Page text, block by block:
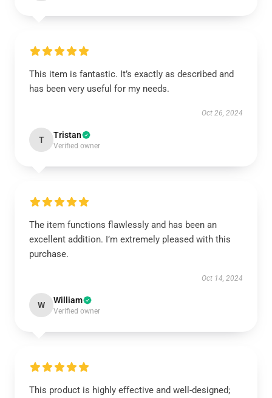
This item is fantastic. It’s exactly as described and
has been very useful for my needs.
Oct 26, 2024
T Tristan
Verified owner
The item functions flawlessly and has been an
excellent addition. I’m extremely pleased with this
purchase.
Oct 14, 2024
W William
Verified owner
This product is highly effective and well-designed;